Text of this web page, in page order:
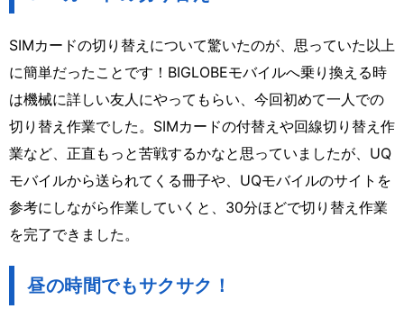
SIMカードの切り替えについて驚いたのが、思っていた以上
に簡単だったことです！BIGLOBEモバイルへ乗り換える時
は機械に詳しい友人にやってもらい、今回初めて一人での
切り替え作業でした。SIMカードの付替えや回線切り替え作
業など、正直もっと苦戦するかなと思っていましたが、UQ
モバイルから送られてくる冊子や、UQモバイルのサイトを
参考にしながら作業していくと、30分ほどで切り替え作業
を完了できました。
昼の時間でもサクサク！